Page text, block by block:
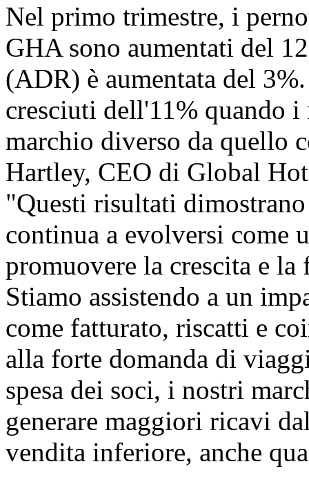
Nel primo trimestre, i
GHA sono aumentati del
(ADR) è aumentata del
cresciuti dell'11% quando
marchio diverso da quello
Hartley, CEO di Global
"Questi risultati
continua a evolversi come
promuovere la crescita e
Stiamo assistendo a un
come fatturato, riscatti e
alla forte domanda di
spesa dei soci, i nostri
generare maggiori ricavi
vendita inferiore, anche